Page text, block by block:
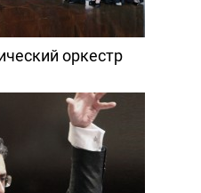
оркестр